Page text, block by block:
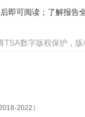
即可阅读；了解报告
TSA数字版权保护，
2022）